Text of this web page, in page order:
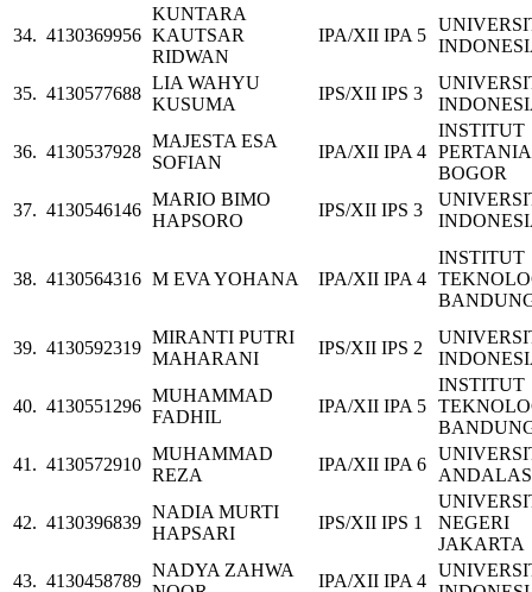
34. 4130369956
KUNTARA
KAUTSAR
RIDWAN
IPA/XII IPA 5
35. 4130577688
LIA WAHYU
KUSUMA
IPS/XII IPS 3
36. 4130537928
MAJESTA ESA
SOFIAN
IPA/XII IPA 4
INSTITUT
BOGOR
37. 4130546146
MARIO BIMO
HAPSORO
IPS/XII IPS 3
38. 4130564316 M EVA YOHANA IPA/XII IPA 4
INSTITUT
39. 4130592319
MIRANTI PUTRI
MAHARANI
IPS/XII IPS 2
40. 4130551296
MUHAMMAD
FADHIL
IPA/XII IPA 5
INSTITUT
41. 4130572910
MUHAMMAD
REZA
IPA/XII IPA 6
ANDALAS
42. 4130396839
NADIA MURTI
HAPSARI
IPS/XII IPS 1
NEGERI
JAKARTA
43. 4130458789
NADYA ZAHWA
IPA/XII IPA 4